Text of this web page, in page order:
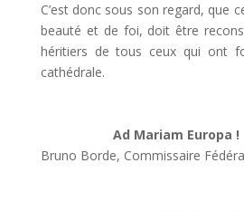
C’est donc sous son regard, que
beauté et de foi, doit être
héritiers de tous ceux qui ont
cathédrale.
Ad Mariam Europa !
Bruno Borde, Commissaire